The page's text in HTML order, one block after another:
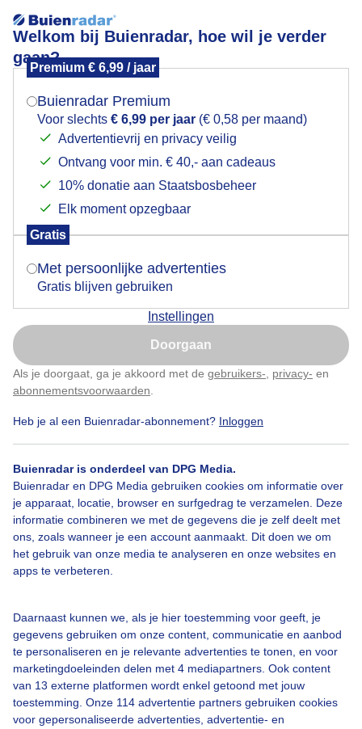
Welkom bij Buienradar, hoe wil je verder
gaan?
Premium € 6,99 / jaar
Buienradar Premium
Voor slechts € 6,99 per jaar (€ 0,58 per maand)
Advertentievrij en privacy veilig
Ontvang voor min. € 40,- aan cadeaus
10% donatie aan Staatsbosbeheer
Elk moment opzegbaar
Gratis
Met persoonlijke advertenties
Gratis blijven gebruiken
Instellingen
Doorgaan
Als je doorgaat, ga je akkoord met de gebruikers- privacy- en
abonnementsvoorwaarden
Heb je al een Buienradar-abonnement? Inloggen
Buienradar is onderdeel van DPG Media.
Buienradar en DPG Media gebruiken cookies om informatie over
je apparaat, locatie, browser en surfgedrag te verzamelen. Deze
informatie combineren we met de gegevens die je zelf deelt met
ons, zoals wanneer je een account aanmaakt. Dit doen we om
het gebruik van onze media te analyseren en onze websites en
apps te verbeteren.
Daarnaast kunnen we, als je hier toestemming voor geeft, je
gegevens gebruiken om onze content, communicatie en aanbod
te personaliseren en je relevante advertenties te tonen, en voor
marketingdoeleinden delen met 4 mediapartners. Ook content
van 13 externe platformen wordt enkel getoond met jouw
toestemming. Onze 114 advertentie partners gebruiken cookies
voor gepersonaliseerde advertenties, advertentie- en
Blauwe lucht, wolken en zon.
Teunisbloem op voorgrond.
Teunisbloem Zon Wolken
Bekijk slideshow
Een moment geduld aub...
Mogen we je locatie gebruiken voor het
Indien je hier nog geen akkoord op hebt gegeven,
verschijnt er zo een pop-up uit je browser waarin
Is goed, toon de popup
Nu niet, misschien later
Klik hierom dit aan te passen